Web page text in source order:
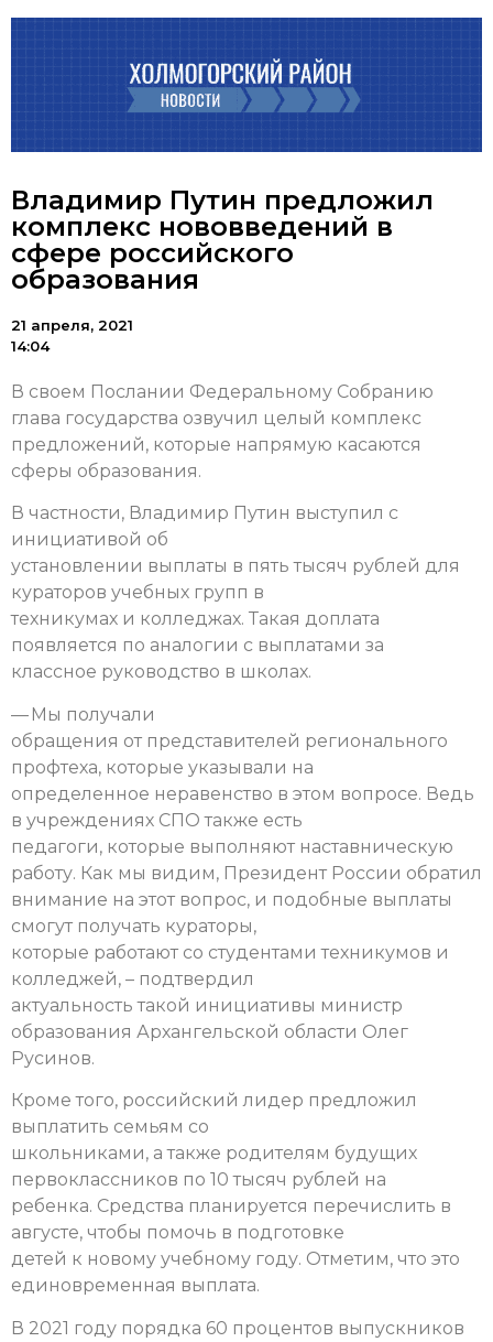
Владимир Путин предложил
комплекс нововведений в
сфере российского
образования
21 апреля, 2021
14:04
В своем Послании Федеральному Собранию
глава государства озвучил целый комплекс
предложений, которые напрямую касаются
сферы образования.
В частности, Владимир Путин выступил с
инициативой об
установлении выплаты в пять тысяч рублей для
кураторов учебных групп в
техникумах и колледжах. Такая доплата
появляется по аналогии с выплатами за
классное руководство в школах.
— Мы получали
обращения от представителей регионального
профтеха, которые указывали на
определенное неравенство в этом вопросе. Ведь
в учреждениях СПО также есть
педагоги, которые выполняют наставническую
работу. Как мы видим, Президент России обратил
внимание на этот вопрос, и подобные выплаты
смогут получать кураторы,
которые работают со студентами техникумов и
колледжей, – подтвердил
актуальность такой инициативы министр
образования Архангельской области Олег
Русинов.
Кроме того, российский лидер предложил
выплатить семьям со
школьниками, а также родителям будущих
первоклассников по 10 тысяч рублей на
ребенка. Средства планируется перечислить в
августе, чтобы помочь в подготовке
детей к новому учебному году. Отметим, что это
единовременная выплата.
В 2021 году порядка 60 процентов выпускников